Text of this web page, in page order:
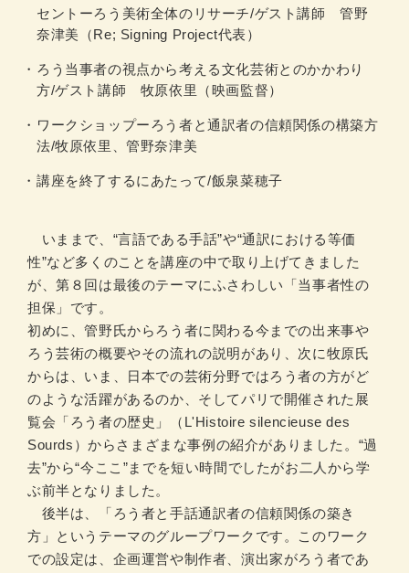
セントーろう美術全体のリサーチ/ゲスト講師 管野
奈津美（Re; Signing Project代表）
ろう当事者の視点から考える文化芸術とのかかわり
方/ゲスト講師 牧原依里（映画監督）
ワークショップーろう者と通訳者の信頼関係の構築方
法/牧原依里、管野奈津美
講座を終了するにあたって/飯泉菜穂子
いままで、“言語である手話”や“通訳における等価
性”など多くのことを講座の中で取り上げてきました
が、第８回は最後のテーマにふさわしい「当事者性の
担保」です。
初めに、管野氏からろう者に関わる今までの出来事や
ろう芸術の概要やその流れの説明があり、次に牧原氏
からは、いま、日本での芸術分野ではろう者の方がど
のような活躍があるのか、そしてパリで開催された展
覧会「ろう者の歴史」（L'Histoire silencieuse des
Sourds）からさまざまな事例の紹介がありました。“過
去”から“今ここ”までを短い時間でしたがお二人から学
ぶ前半となりました。
後半は、「ろう者と手話通訳者の信頼関係の築き
方」というテーマのグループワークです。このワーク
での設定は、企画運営や制作者、演出家がろう者であ